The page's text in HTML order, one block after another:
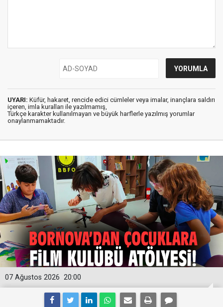
UYARI: Küfür, hakaret, rencide edici cümleler veya imalar, inançlara saldırı
içeren, imla kuralları ile yazılmamış,
Türkçe karakter kullanılmayan ve büyük harflerle yazılmış yorumlar
onaylanmamaktadır.
20:00
07 Ağustos 2026